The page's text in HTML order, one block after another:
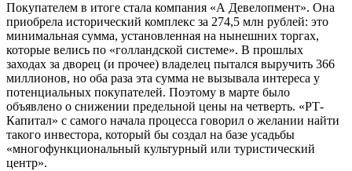
Покупателем в итоге стала компания «А Девелопмент». Она
приобрела исторический комплекс за 274,5 млн рублей: это
минимальная сумма, установленная на нынешних торгах,
которые велись по «голландской системе». В прошлых
заходах за дворец (и прочее) владелец пытался выручить 366
миллионов, но оба раза эта сумма не вызывала интереса у
потенциальных покупателей. Поэтому в марте было
объявлено о снижении предельной цены на четверть. «РТ-
Капитал» с самого начала процесса говорил о желании найти
такого инвестора, который бы создал на базе усадьбы
«многофункциональный культурный или туристический
центр».